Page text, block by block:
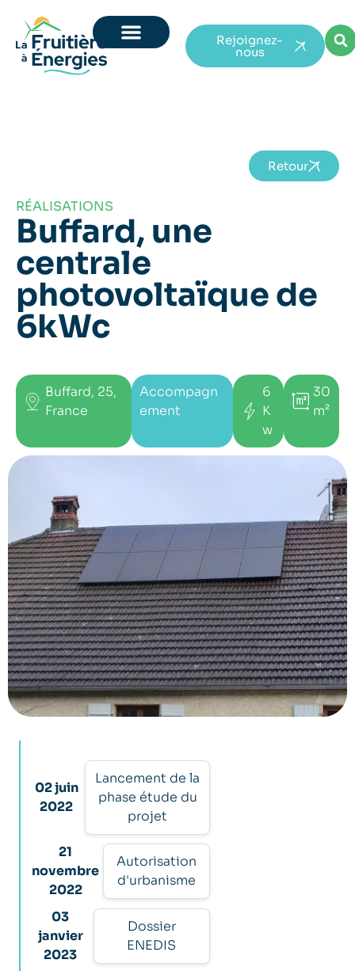
Rejoignez-
nous
RÉALISATIONS
Buffard, une
centrale
photovoltaïque de
6kWc
Retour
Buffard, 25,
France
Accompagn
ement
6
K
w
30
m²
02 juin
2022
Lancement de la
phase étude du
projet
21
novembre
2022
Autorisation
d'urbanisme
03
janvier
2023
Dossier
ENEDIS